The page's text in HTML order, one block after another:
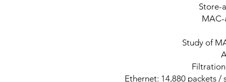
Study of